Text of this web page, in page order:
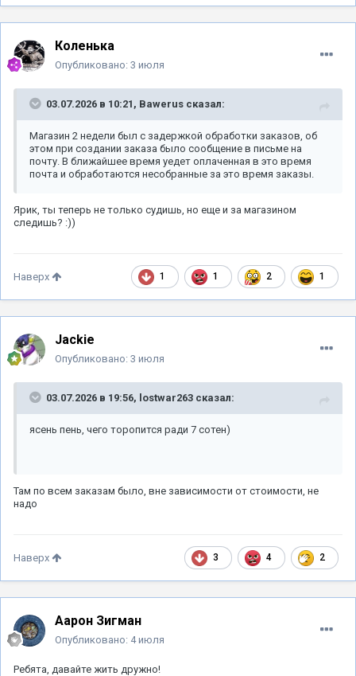
Коленька
Опубликовано: 3 июля
03.07.2026 в 10:21, Bawerus сказал:
Магазин 2 недели был с задержкой обработки заказов, об
этом при создании заказа было сообщение в письме на
почту. В ближайшее время уедет оплаченная в это время
почта и обработаются несобранные за это время заказы.
Ярик, ты теперь не только судишь, но еще и за магазином
следишь? :))
1 1 2 1
Наверх
Jackie
Опубликовано: 3 июля
03.07.2026 в 19:56, lostwar263 сказал:
ясень пень, чего торопится ради 7 сотен)
Там по всем заказам было, вне зависимости от стоимости, не
надо
3 4 2
Наверх
Аарон Зигман
Опубликовано: 4 июля
Ребята, давайте жить дружно!